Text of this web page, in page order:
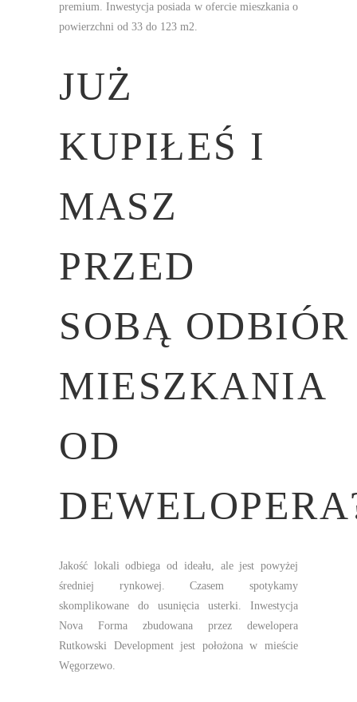
premium. Inwestycja posiada w ofercie mieszkania o
powierzchni od 33 do 123 m2.
JUŻ
KUPIŁEŚ I
MASZ
PRZED
SOBĄ ODBIÓR
MIESZKANIA
OD
Jakość lokali odbiega od ideału, ale jest powyżej
średniej rynkowej. Czasem spotykamy
skomplikowane do usunięcia usterki. Inwestycja
Nova Forma zbudowana przez dewelopera
Rutkowski Development jest położona w mieście
Węgorzewo.